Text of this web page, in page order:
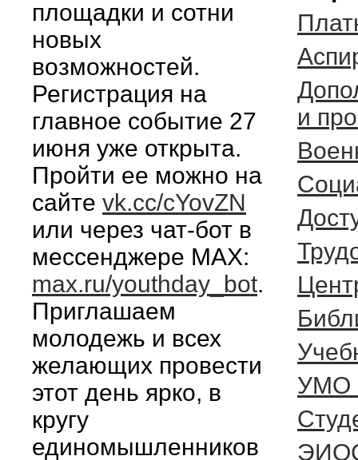
площадки и сотни
новых
возможностей.
Регистрация на
главное событие 27
июня уже открыта.
Пройти ее можно на
сайте vk.cc/cYovZN
или через чат-бот в
мессенджере MAX:
max.ru/youthday_bot.
Приглашаем
молодежь и всех
желающих провести
этот день ярко, в
кругу
единомышленников
и
УМО